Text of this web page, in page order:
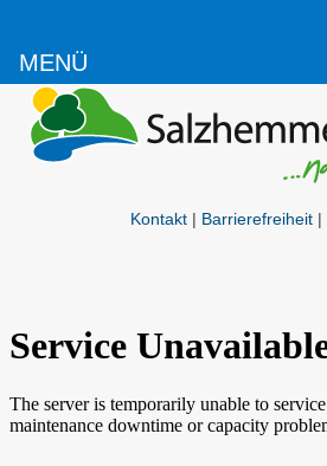
Kontakt | Barrierefreiheit |
MENÜ